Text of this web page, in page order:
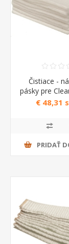
Čistiace -
pásky pre
€ 48,31
PRIDAŤ